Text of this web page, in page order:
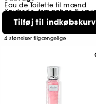
Eau de Toilette til mænd
1116
589,00 KR
4 størrelser tilgængelige
Tilføj til indkøbskurv